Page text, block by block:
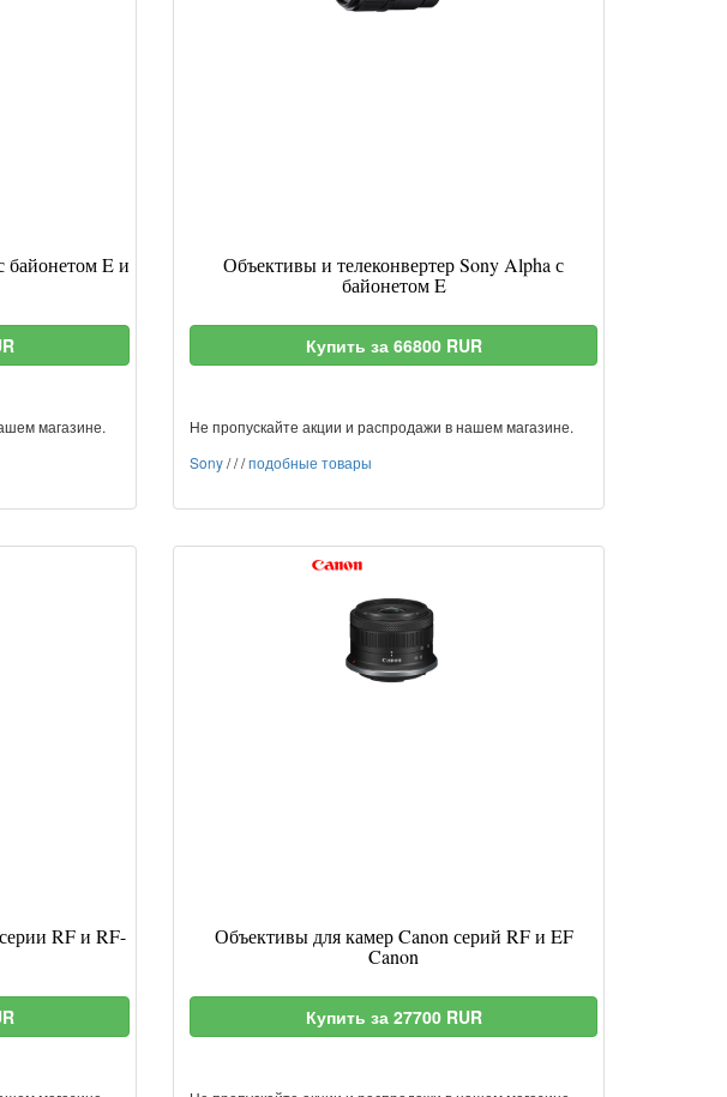
байонетом E и
магазине.
Объективы и телеконвертер Sony Alpha с
байонетом E
Купить за 66800 RUR
Не пропускайте акции и распродажи в нашем магазине.
Sony///подобные товары
RF и RF-
Объективы для камер Canon серий RF и EF
Canon
Купить за 27700 RUR